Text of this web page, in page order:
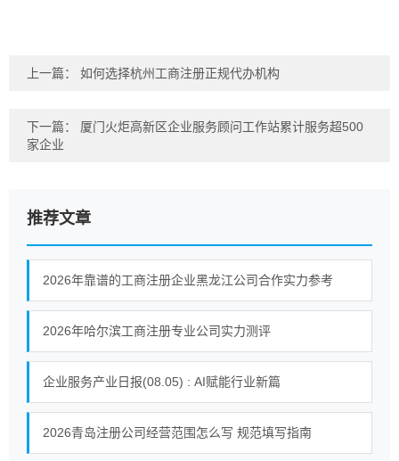
上一篇： 如何选择杭州工商注册正规代办机构
下一篇： 厦门火炬高新区企业服务顾问工作站累计服务超500
家企业
推荐文章
2026年靠谱的工商注册企业黑龙江公司合作实力参考
2026年哈尔滨工商注册专业公司实力测评
企业服务产业日报(08.05) : AI赋能行业新篇
2026青岛注册公司经营范围怎么写 规范填写指南